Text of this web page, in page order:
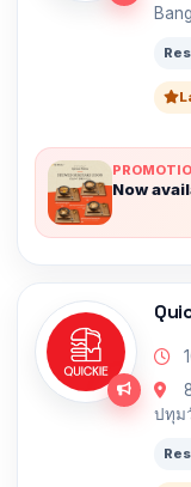
Now
ปทุม